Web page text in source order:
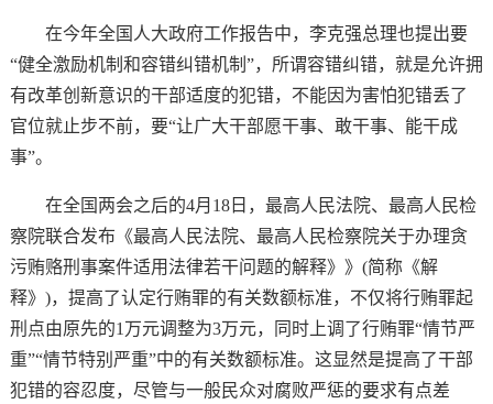
在今年全国人大政府工作报告中，李克强总理也提出要
“健全激励机制和容错纠错机制”，所谓容错纠错，就是允许拥
有改革创新意识的干部适度的犯错，不能因为害怕犯错丢了
官位就止步不前，要“让广大干部愿干事、敢干事、能干成
事”。
在全国两会之后的4月18日，最高人民法院、最高人民检
察院联合发布《最高人民法院、最高人民检察院关于办理贪
污贿赂刑事案件适用法律若干问题的解释》》(简称《解
释》)，提高了认定行贿罪的有关数额标准，不仅将行贿罪起
刑点由原先的1万元调整为3万元，同时上调了行贿罪“情节严
重”“情节特别严重”中的有关数额标准。这显然是提高了干部
犯错的容忍度，尽管与一般民众对腐败严惩的要求有点差